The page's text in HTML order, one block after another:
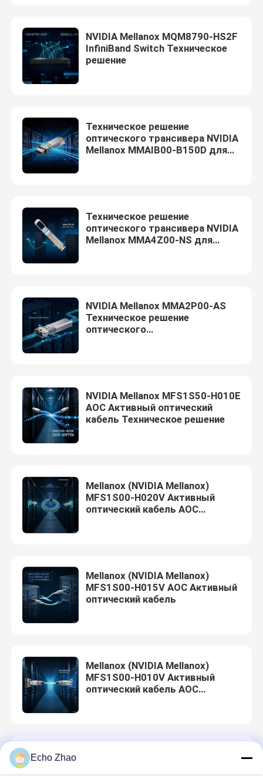
Оптический трансивер NVIDIA
Крайний коммутатор сети
Лицензия Extreme Networks
Переключатель сети драки
Переключатель Аруба
Переключатель Cisco
Серверная стойка со встроенным охлаждением
Волоконно-оптический кабель и аксессуары
NVIDIA Mellanox MQM8790-HS2F
InfiniBand Switch Техническое
решение
Техническое решение
оптического трансивера NVIDIA
Mellanox MMAIB00-B150D для
Техническое решение
оптического трансивера NVIDIA
Mellanox MMA4Z00-NS для
NVIDIA Mellanox MMA2P00-AS
Техническое решение
оптического
NVIDIA Mellanox MFS1S50-H010E
AOC Активный оптический
кабель Техническое решение
Mellanox (NVIDIA Mellanox)
MFS1S00-H020V Активный
оптический кабель AOC
Mellanox (NVIDIA Mellanox)
MFS1S00-H015V AOC Активный
оптический кабель
Mellanox (NVIDIA Mellanox)
MFS1S00-H010V Активный
оптический кабель AOC
Echo Zhao